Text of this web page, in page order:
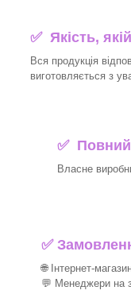
✅ Якість,
Вся продукція
виготовляється з
✅
Власне
✅
🌐 Інтернет-
💬 Менеджери на